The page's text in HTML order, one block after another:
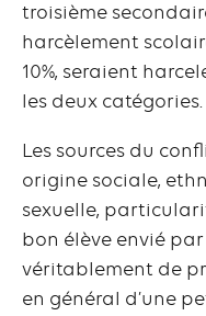
troisième
harcèlement
10%, seraient
les deux catégories.
Les sources du
origine sociale,
sexuelle,
bon élève envié par
véritablement de
en général d’une